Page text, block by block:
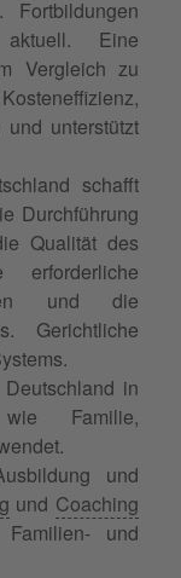
Fortbildungen
Eine
Vergleich zu
und unterstützt
schafft
Durchführung
Qualität des
und die
Gerichtliche
in
wie Familie,
und
und Coaching
und